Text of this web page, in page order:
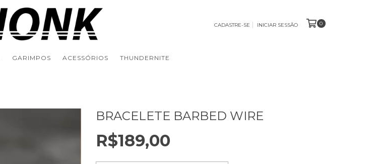
CADASTRE-SE INICIAR SESSÃO 0
GARIMPOS ACESSÓRIOS THUNDERNITE
BRACELETE BARBED WIRE
R$189,00